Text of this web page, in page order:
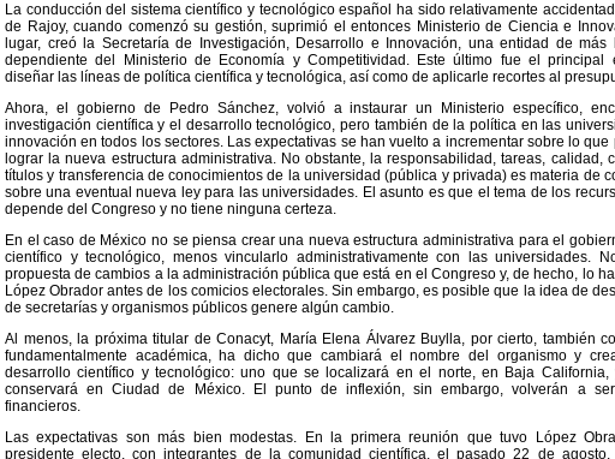
La conducción del sistema científico y tecnológico español ha sido relativamente
de Rajoy, cuando comenzó su gestión, suprimió el entonces Ministerio de Ciencia e
lugar, creó la Secretaría de Investigación, Desarrollo e Innovación, una entidad de
dependiente del Ministerio de Economía y Competitividad. Este último fue el principal
diseñar las líneas de política científica y tecnológica, así como de aplicarle recortes al
Ahora, el gobierno de Pedro Sánchez, volvió a instaurar un Ministerio específico,
investigación científica y el desarrollo tecnológico, pero también de la política en las
innovación en todos los sectores. Las expectativas se han vuelto a incrementar sobre lo que
lograr la nueva estructura administrativa. No obstante, la responsabilidad, tareas, calidad,
títulos y transferencia de conocimientos de la universidad (pública y privada) es materia de
sobre una eventual nueva ley para las universidades. El asunto es que el tema de los
depende del Congreso y no tiene ninguna certeza.
En el caso de México no se piensa crear una nueva estructura administrativa para el
científico y tecnológico, menos vincularlo administrativamente con las universidades.
propuesta de cambios a la administración pública que está en el Congreso y, de hecho, lo
López Obrador antes de los comicios electorales. Sin embargo, es posible que la idea de
de secretarías y organismos públicos genere algún cambio.
Al menos, la próxima titular de Conacyt, María Elena Álvarez Buylla, por cierto, también
fundamentalmente académica, ha dicho que cambiará el nombre del organismo y
desarrollo científico y tecnológico: uno que se localizará en el norte, en Baja
conservará en Ciudad de México. El punto de inflexión, sin embargo, volverán a
financieros.
Las expectativas son más bien modestas. En la primera reunión que tuvo López
presidente electo, con integrantes de la comunidad científica, el pasado 22 de agosto,